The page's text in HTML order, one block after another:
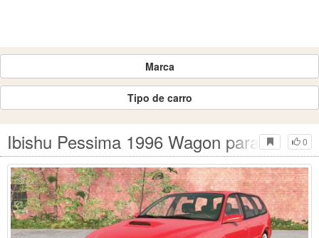
Marca
Tipo de carro
0
Ibishu Pessima 1996 Wagon para